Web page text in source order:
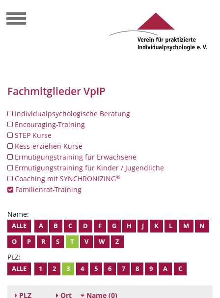
Fachmitglieder VpIP
Individualpsychologische Beratung
Encouraging-Training
STEP Kurse
Kess-erziehen Kurse
Ermutigungstraining für Erwachsene
Ermutigungstraining für Kinder / Jugendliche
Coaching mit SYNCHRONIZING®
Familienrat-Training
Name:
ALLE A B C D F G H J K L M
N
O
P R S T V W Z
PLZ:
ALLE 1 2 3 4 5 6 7 8 9 A C
PLZ Ort Name (0)